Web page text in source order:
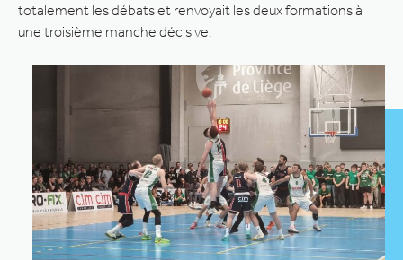
totalement les débats et renvoyait les deux formations à
une troisième manche décisive.